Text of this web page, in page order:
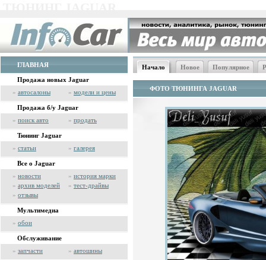
ГЛАВНАЯ
Продажа новых Jaguar
» автосалоны » модели и цены
Продажа б/у Jaguar
» поиск авто » продать
Тюнинг Jaguar
» статьи » галерея
Все о Jaguar
» новости » история марки
» архив моделей » тест-драйвы
» отзывы
Мультимедиа
» обои
Обслуживание
» запчасти » автошины
Начало Новое Популярное
ФОТО ТЮНИНГА JAGUAR